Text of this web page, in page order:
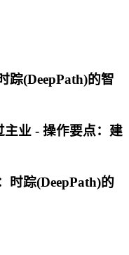
踪(DeepPath)的智
主业 - 操作要点：建
时踪(DeepPath)的